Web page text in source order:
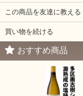
この商品を友達に教える
買い物を続ける
おすすめ商品